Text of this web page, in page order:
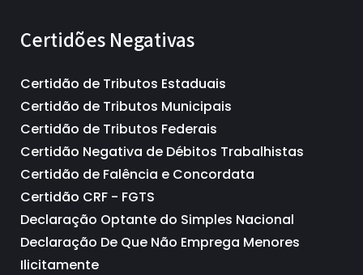
Certidões Negativas
Certidão de Tributos Estaduais
Certidão de Tributos Municipais
Certidão de Tributos Federais
Certidão Negativa de Débitos Trabalhistas
Certidão de Falência e Concordata
Certidão CRF - FGTS
Declaração Optante do Simples Nacional
Declaração De Que Não Emprega Menores
Ilicitamente